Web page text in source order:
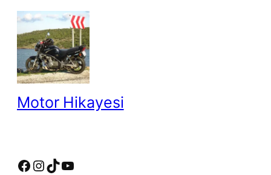
İçeriğe
Motor Hikayesi
Facebook InstagramTikTok YouTube